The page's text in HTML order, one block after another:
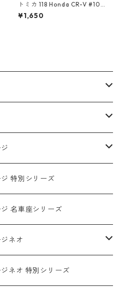
トミカ 118 Honda CR-V #104
39028
¥1,650
ラー
120
カ No.121-
特別シリーズ
名車座シリーズ
ネオ
ネオ 特別シリーズ